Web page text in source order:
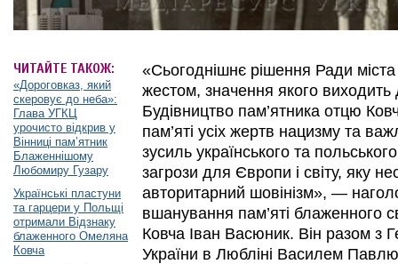
ЧИТАЙТЕ ТАКОЖ:
«Дороговказ, який
скеровує до неба»:
Глава УГКЦ
урочисто відкрив у
Вінниці пам’ятник
Блаженнішому
Любомиру Гузару
Українські пластуни
та гарцери у Польщі
отримали Відзнаку
блаженного Омеляна
Ковча
«Сьогоднішнє рішення Ради
жестом, значення якого
Будівництво пам’ятника отцю
пам’яті усіх жертв нацизму та
зусиль українського та
загрози для Європи і світу, яку
авторитарний шовінізм», —
вшанування пам’яті
Ковча Іван Васюник. Він разом з
України в Любліні Василем